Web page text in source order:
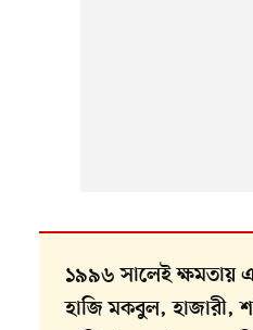
১৯৯৬ সালেই ক্ষমতায়
হাজি মকবুল, হাজারী,